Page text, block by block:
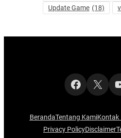
Update Game (18)
Facebook
X
BerandaTentang KamiKontak
Privacy PolicyDisclaimer